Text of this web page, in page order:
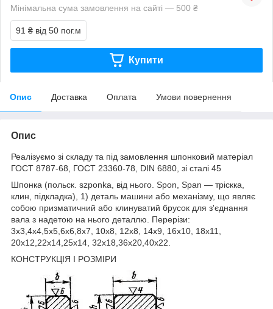
Мінімальна сума замовлення на сайті — 500 ₴
91 ₴ від 50 пог.м
Купити
Опис Доставка Оплата Умови повернення
Опис
Реалізуємо зі складу та під замовлення шпонковий матеріал
ГОСТ 8787-68, ГОСТ 23360-78, DIN 6880, зі сталі 45
Шпонка (польск. szponka, від нього. Spon, Span — тріскка,
клин, підкладка), 1) деталь машини або механізму, що являє
собою призматичний або клинуватий брусок для з'єднання
вала з надетою на нього деталлю. Перерізи:
3х3,4х4,5х5,6х6,8х7, 10х8, 12х8, 14х9, 16х10, 18х11,
20х12,22х14,25х14, 32х18,36х20,40х22.
КОНСТРУКЦІЯ І РОЗМІРИ